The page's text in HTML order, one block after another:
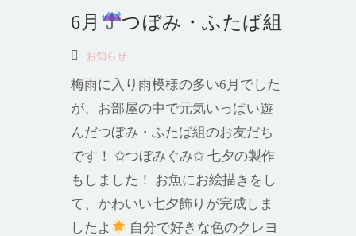
6月 つぼみ・ふたば組
お知らせ
梅雨に入り雨模様の多い6月でした
が、お部屋の中で元気いっぱい遊
んだつぼみ・ふたば組のお友だち
です！ ✩つぼみぐみ✩ 七夕の製作
もしました！ お魚にお絵描きをし
て、かわいい七夕飾りが完成しま
したよ
自分で好きな色のクレヨ